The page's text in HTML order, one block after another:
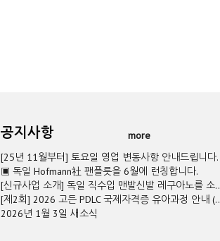
공지사항
more
[25년 11월부터] 토요일 영업 변동사항 안내드립니다.
▣ 독일 Hofmann社 팬플릇을 6월에 런칭합니다.
[신규사업 소개] 독일 직수입 맨발신발 레구아노를 소..
[제2회] 2026 고든 PDLC 국제자격증 유아과정 안내 (..
2026년 1월 3일 새소식